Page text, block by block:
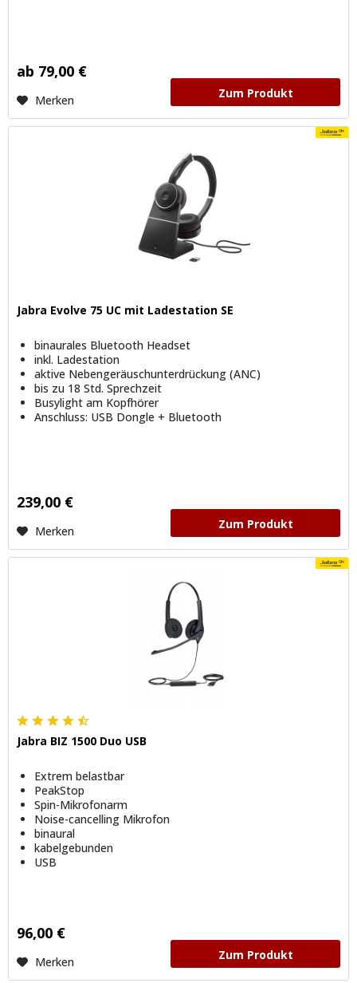
ab 79,00 €
Merken Zum Produkt
Jabra Evolve 75 UC mit Ladestation SE
binaurales Bluetooth Headset
inkl. Ladestation
aktive Nebengeräuschunterdrückung (ANC)
bis zu 18 Std. Sprechzeit
Busylight am Kopfhörer
Anschluss: USB Dongle + Bluetooth
239,00 €
Merken Zum Produkt
Jabra BIZ 1500 Duo USB
Extrem belastbar
PeakStop
Spin-Mikrofonarm
Noise-cancelling Mikrofon
binaural
kabelgebunden
USB
96,00 €
Merken Zum Produkt